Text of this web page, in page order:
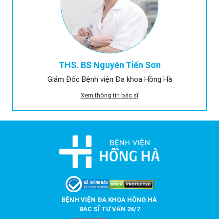
THS. BS Nguyễn Tiến Sơn
Giám Đốc Bệnh viện Đa khoa Hồng Hà
Xem thông tin bác sĩ
BỆNH VIỆN ĐA KHOA HỒNG HÀ
BÁC SĨ TƯ VẤN 24/7